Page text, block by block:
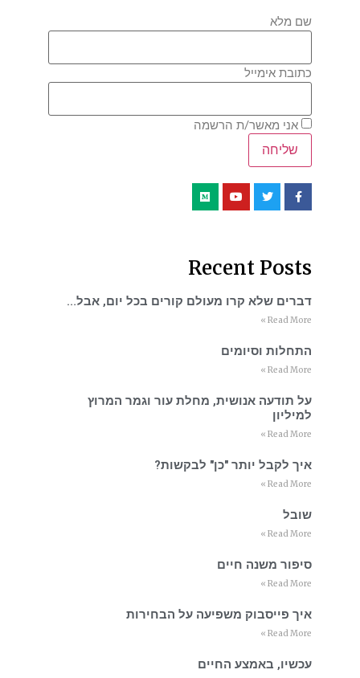
שם מלא
כתובת אימייל
אני מאשר/ת הרשמה
Recent Posts
דברים שלא קרו מעולם קורים בכל יום, אבל…
Read More »
התחלות וסיומים
Read More »
על תודעה אנושית, מחלת עור וגמר המרוץ
למיליון
Read More »
איך לקבל יותר "כן" לבקשות?
Read More »
שובל
Read More »
סיפור משנה חיים
Read More »
איך פייסבוק משפיעה על הבחירות
Read More »
עכשיו, באמצע החיים